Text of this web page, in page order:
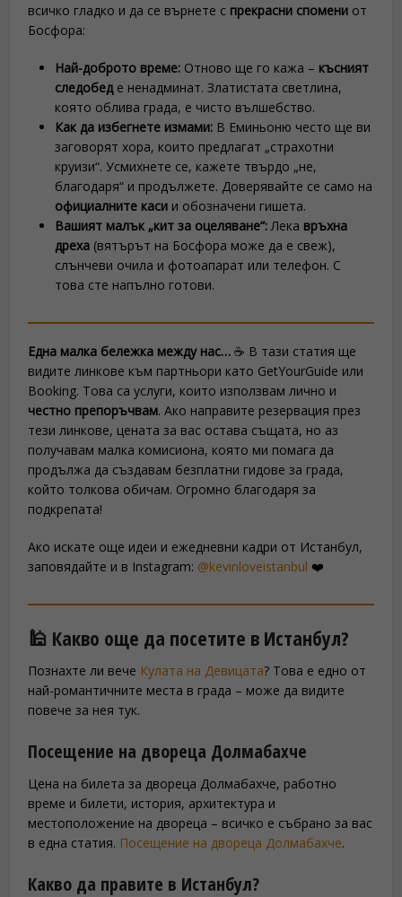
всичко гладко и да се върнете с прекрасни спомени от
Босфора:
Най-доброто време: Отново ще го кажа – късният
следобеде ненадминат. Златистата светлина,
която облива града, е чисто вълшебство.
Как да избегнете измами: В Еминьоню често ще ви
заговорят хора, които предлагат „страхотни
круизи“. Усмихнете се, кажете твърдо „не,
благодаря“ и продължете. Доверявайте се само на
официалните каси и обозначени гишета.
Вашият малък „кит за оцеляване“: Лека връхна
дреха (вятърът на Босфора може да е свеж),
слънчеви очила и фотоапарат или телефон. С
това сте напълно готови.
Една малка бележка между нас… ☕ В тази статия ще
видите линкове към партньори като GetYourGuide или
Booking. Това са услуги, които използвам лично и
честно препоръчвам. Ако направите резервация през
тези линкове, цената за вас остава същата, но аз
получавам малка комисиона, която ми помага да
продължа да създавам безплатни гидове за града,
който толкова обичам. Огромно благодаря за
подкрепата!
Ако искате още идеи и ежедневни кадри от Истанбул,
заповядайте и в Instagram: @kevinloveistanbul ❤️
🕌 Какво още да посетите в Истанбул?
Познахте ли вече Кулата на Девицата? Това е едно от
най-романтичните места в града – може да видите
повече за нея тук.
Посещение на двореца Долмабахче
Цена на билета за двореца Долмабахче, работно
време и билети, история, архитектура и
местоположение на двореца – всичко е събрано за вас
в една статия. Посещение на двореца Долмабахче.
Какво да правите в Истанбул?